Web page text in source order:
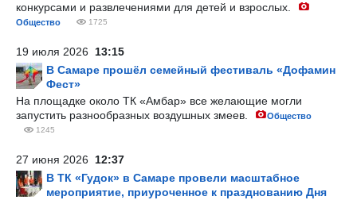
конкурсами и развлечениями для детей и взрослых.
Общество 1725
19 июля 2026 13:15
В Самаре прошёл семейный фестиваль «Дофамин
Фест»
На площадке около ТК «Амбар» все желающие могли
запустить разнообразных воздушных змеев.
Общество
1245
27 июня 2026 12:37
В ТК «Гудок» в Самаре провели масштабное
мероприятие, приуроченное к празднованию Дня